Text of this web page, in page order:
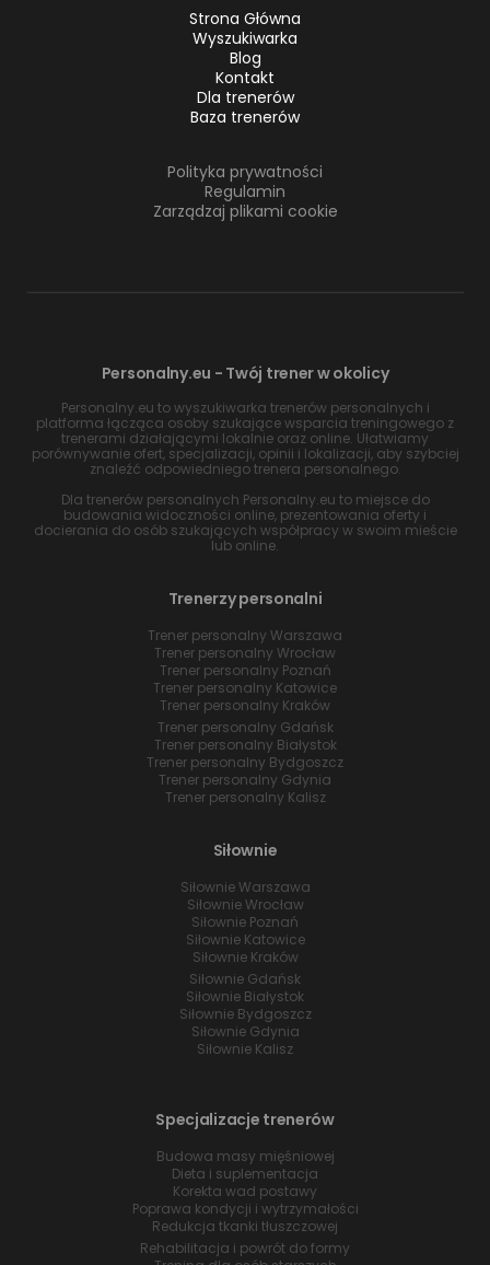
Strona Główna
Wyszukiwarka
Blog
Kontakt
Dla trenerów
Baza trenerów
Polityka prywatności
Regulamin
Zarządzaj plikami cookie
Personalny.eu - Twój trener w okolicy
Personalny.eu to wyszukiwarka trenerów personalnych i
platforma łącząca osoby szukające wsparcia treningowego z
trenerami działającymi lokalnie oraz online. Ułatwiamy
porównywanie ofert, specjalizacji, opinii i lokalizacji, aby szybciej
znaleźć odpowiedniego trenera personalnego.
Dla trenerów personalnych Personalny.eu to miejsce do
budowania widoczności online, prezentowania oferty i
docierania do osób szukających współpracy w swoim mieście
lub online.
Trenerzy personalni
Trener personalny Warszawa
Trener personalny Wrocław
Trener personalny Poznań
Trener personalny Katowice
Trener personalny Kraków
Trener personalny Gdańsk
Trener personalny Białystok
Trener personalny Bydgoszcz
Trener personalny Gdynia
Trener personalny Kalisz
Siłownie
Siłownie Warszawa
Siłownie Wrocław
Siłownie Poznań
Siłownie Katowice
Siłownie Kraków
Siłownie Gdańsk
Siłownie Białystok
Siłownie Bydgoszcz
Siłownie Gdynia
Siłownie Kalisz
Specjalizacje trenerów
Budowa masy mięśniowej
Dieta i suplementacja
Korekta wad postawy
Poprawa kondycji i wytrzymałości
Redukcja tkanki tłuszczowej
Rehabilitacja i powrót do formy